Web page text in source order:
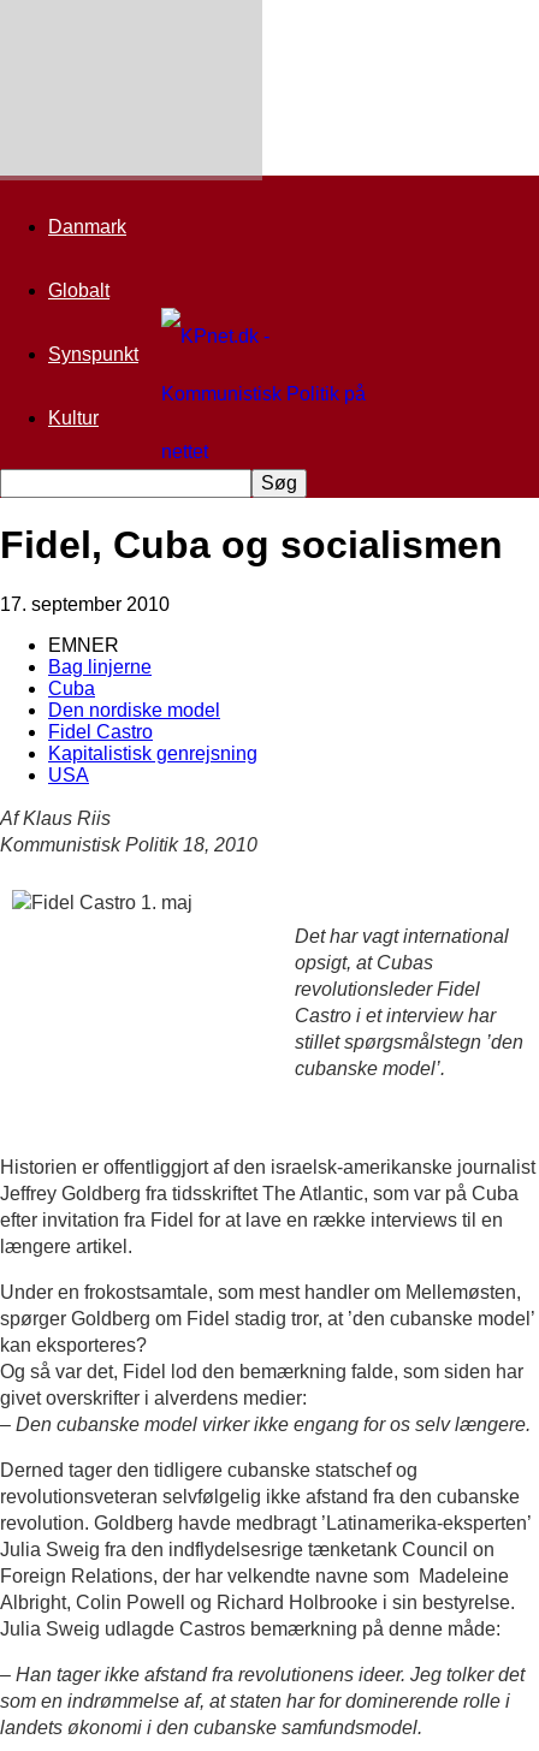
Danmark
Globalt
Synspunkt
Kultur
Fidel, Cuba og socialismen
17. september 2010
EMNER
Bag linjerne
Cuba
Den nordiske model
Fidel Castro
Kapitalistisk genrejsning
USA
Af Klaus Riis
Kommunistisk Politik 18, 2010
Det har vagt international
opsigt, at Cubas
revolutionsleder Fidel
Castro i et interview har
stillet spørgsmålstegn ’den
cubanske model’.
Historien er offentliggjort af den israelsk-amerikanske journalist
Jeffrey Goldberg fra tidsskriftet The Atlantic, som var på Cuba
efter invitation fra Fidel for at lave en række interviews til en
længere artikel.
Under en frokostsamtale, som mest handler om Mellemøsten,
spørger Goldberg om Fidel stadig tror, at ’den cubanske model’
kan eksporteres?
Og så var det, Fidel lod den bemærkning falde, som siden har
givet overskrifter i alverdens medier:
– Den cubanske model virker ikke engang for os selv længere.
Derned tager den tidligere cubanske statschef og
revolutionsveteran selvfølgelig ikke afstand fra den cubanske
revolution. Goldberg havde medbragt ’Latinamerika-eksperten’
Julia Sweig fra den indflydelsesrige tænketank Council on
Foreign Relations, der har velkendte navne som Madeleine
Albright, Colin Powell og Richard Holbrooke i sin bestyrelse.
Julia Sweig udlagde Castros bemærkning på denne måde:
– Han tager ikke afstand fra revolutionens ideer. Jeg tolker det
som en indrømmelse af, at staten har for dominerende rolle i
landets økonomi i den cubanske samfundsmodel.